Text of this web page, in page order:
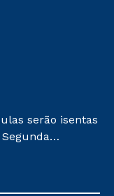
serão isentas
será de R$